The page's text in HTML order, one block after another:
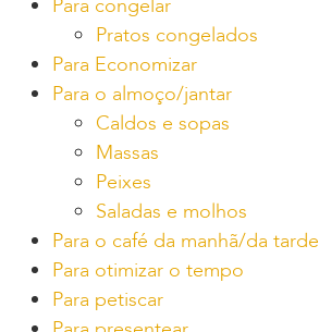
Para congelar
Pratos congelados
Para Economizar
Para o almoço/jantar
Caldos e sopas
Massas
Peixes
Saladas e molhos
Para o café da manhã/da tarde
Para otimizar o tempo
Para petiscar